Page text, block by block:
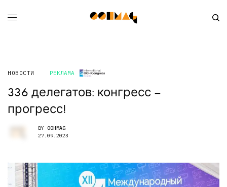
НОВОСТИ РЕКЛАМА
336 делегатов: конгресс –
прогресс!
BY OOHMAG
27.09.2023